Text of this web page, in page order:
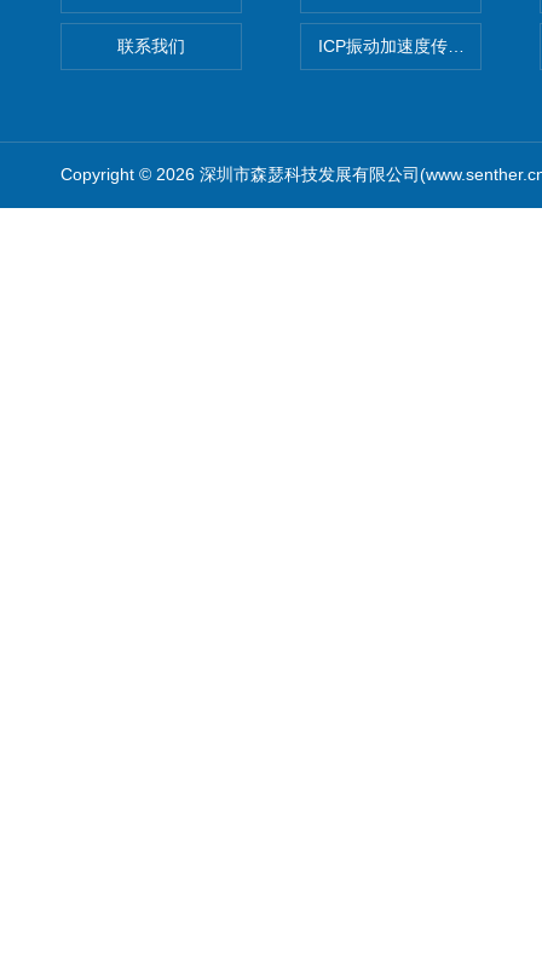
联系我们 ICP振动加速度传感器
Copyright © 2026 深圳市森瑟科技发展有限公司